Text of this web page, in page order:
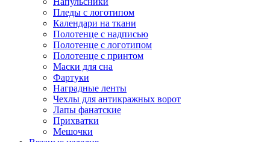
Пледы с логотипом
Календари на ткани
Полотенце с надписью
Полотенце с логотипом
Полотенце с принтом
Маски для сна
Фартуки
Наградные ленты
Чехлы для антикражных ворот
Лапы фанатские
Прихватки
Мешочки